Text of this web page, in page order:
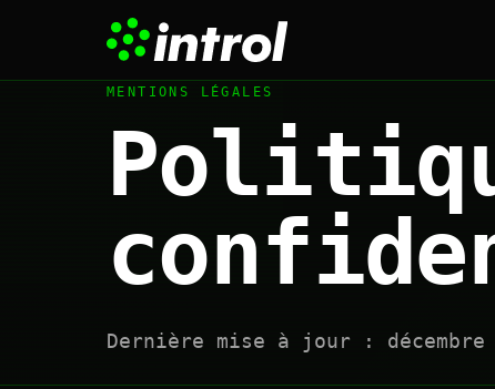
MENTIONS LÉGALES
Dernière mise à jour : décembre